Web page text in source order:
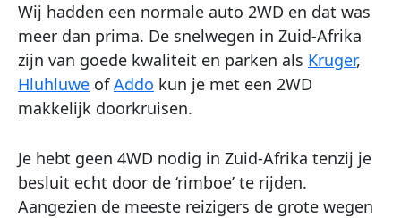
Wij hadden een normale auto 2WD en dat was
meer dan prima. De snelwegen in Zuid-Afrika
zijn van goede kwaliteit en parken als Kruger,
Hluhluwe ofAddo kun je met een 2WD
makkelijk doorkruisen.
Je hebt geen 4WD nodig in Zuid-Afrika tenzij je
besluit echt door de ‘rimboe’ te rijden.
Aangezien de meeste reizigers de grote wegen